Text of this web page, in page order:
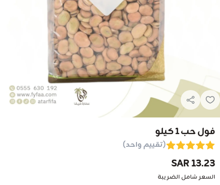
فول حب 1 كيلو
(تقييم واحد)
13.23 SAR
السعر شامل الضريبة